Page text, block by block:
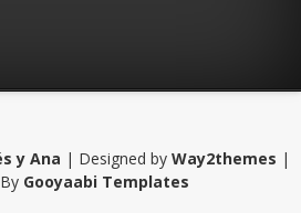
y Ana | Designed by Way2themes |
Gooyaabi Templates